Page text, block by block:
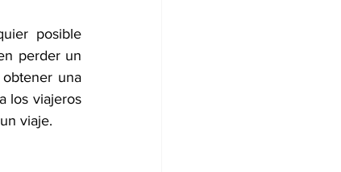
posible
perder un
una
los viajeros
viaje.